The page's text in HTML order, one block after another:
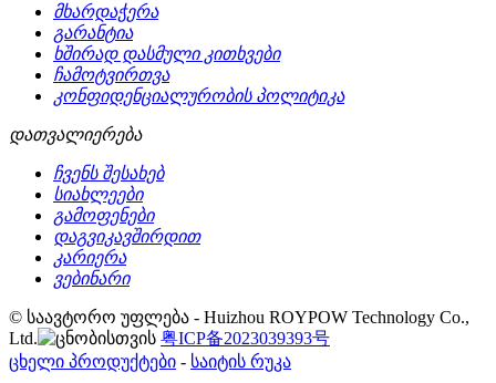
მხარდაჭერა
გარანტია
ხშირად დასმული კითხვები
ჩამოტვირთვა
კონფიდენციალურობის პოლიტიკა
დათვალიერება
ჩვენს შესახებ
სიახლეები
გამოფენები
დაგვიკავშირდით
კარიერა
ვებინარი
© საავტორო უფლება - Huizhou ROYPOW Technology Co.,
Ltd.
粤ICP备2023039393号
ცხელი პროდუქტები - საიტის რუკა